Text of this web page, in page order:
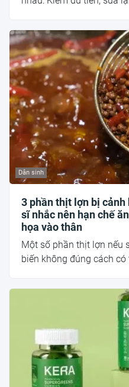
Dân sinh
3 phần thịt lợn bị cảnh
sĩ nhắc nên hạn chế
họa vào thân
Một số phần thịt lợn nếu
biến không đúng cách có